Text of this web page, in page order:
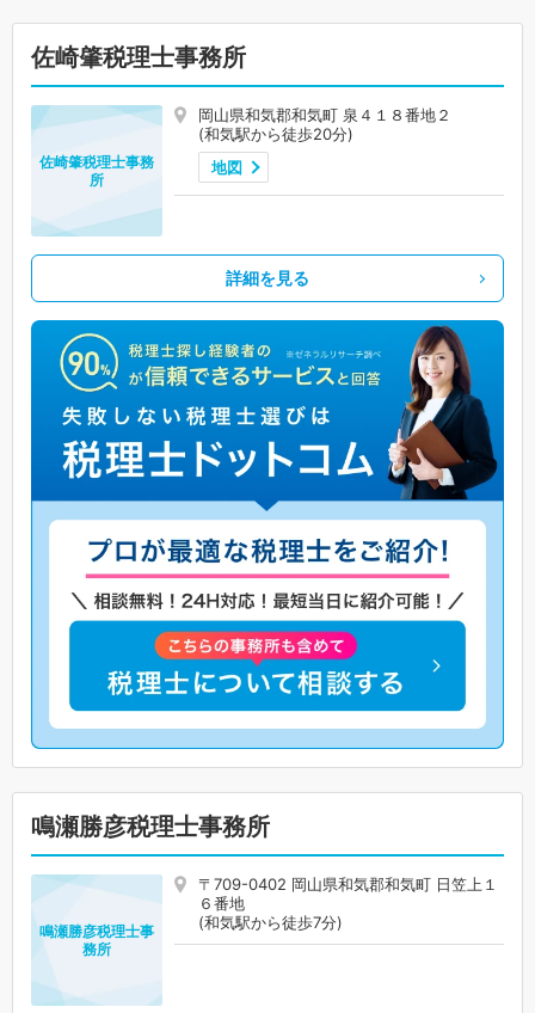
佐崎肇税理士事務所
岡山県和気郡和気町 泉４１８番地２
(和気駅から徒歩20分)
地図
佐崎肇税理士事務
所
詳細を見る
鳴瀬勝彦税理士事務所
〒709-0402 岡山県和気郡和気町 日笠上１
６番地
(和気駅から徒歩7分)
鳴瀬勝彦税理士事
務所